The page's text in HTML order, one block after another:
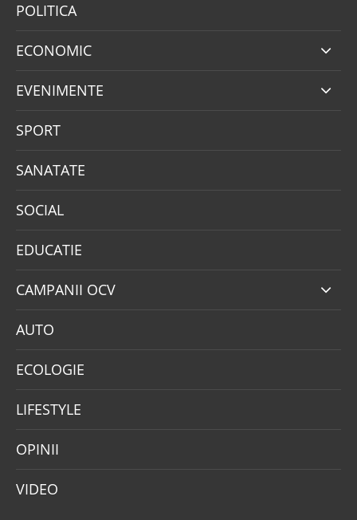
POLITICA
ECONOMIC
EVENIMENTE
SPORT
SANATATE
SOCIAL
EDUCATIE
CAMPANII OCV
AUTO
ECOLOGIE
LIFESTYLE
OPINII
VIDEO